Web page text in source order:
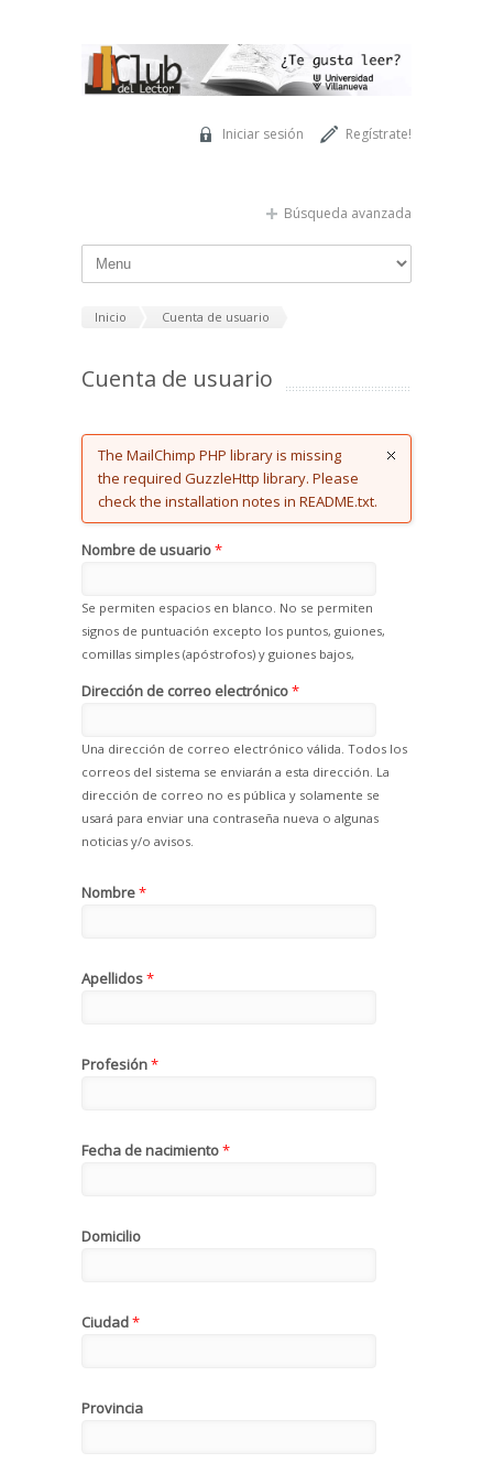
Regístrate!
Iniciar sesión
Búsqueda avanzada
Inicio Cuenta de usuario
Cuenta de usuario
Error message
The MailChimp PHP library is missing
the required GuzzleHttp library. Please
check the installation notes in README.txt.
Nombre de usuario*
Se permiten espacios en blanco. No se permiten
signos de puntuación excepto los puntos, guiones,
comillas simples (apóstrofos) y guiones bajos,
Dirección de correo electrónico*
Una dirección de correo electrónico válida. Todos los
correos del sistema se enviarán a esta dirección. La
dirección de correo no es pública y solamente se
usará para enviar una contraseña nueva o algunas
noticias y/o avisos.
Nombre*
Apellidos*
Profesión*
Fecha de nacimiento*
Domicilio
Ciudad*
Provincia